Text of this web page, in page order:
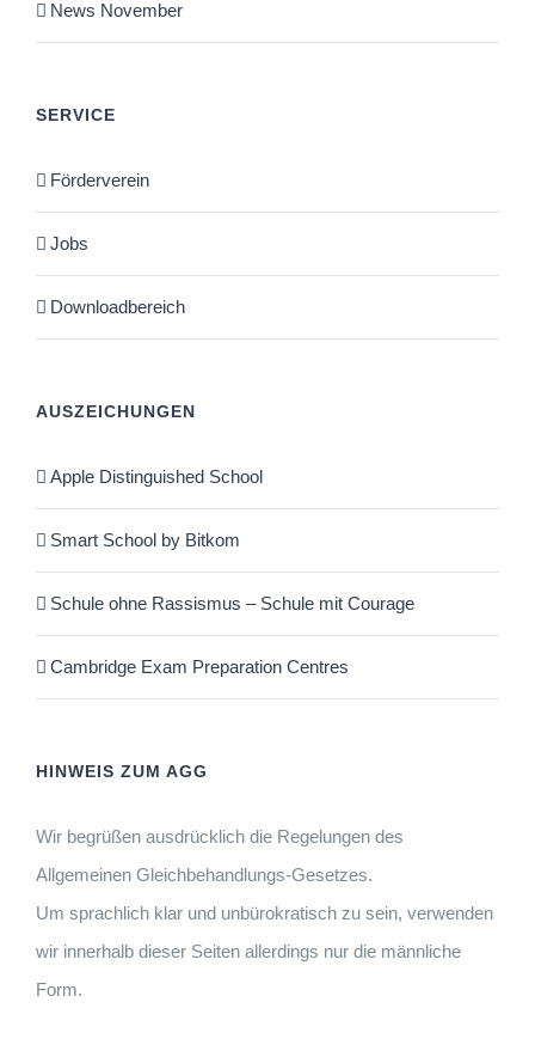
News November
SERVICE
Förderverein
Jobs
Downloadbereich
AUSZEICHUNGEN
Apple Distinguished School
Smart School by Bitkom
Schule ohne Rassismus – Schule mit Courage
Cambridge Exam Preparation Centres
HINWEIS ZUM AGG
Wir begrüßen ausdrücklich die Regelungen des
Allgemeinen Gleichbehandlungs-Gesetzes.
Um sprachlich klar und unbürokratisch zu sein, verwenden
wir innerhalb dieser Seiten allerdings nur die männliche
Form.